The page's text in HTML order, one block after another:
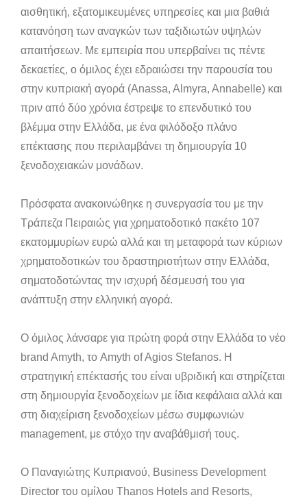
αισθητική, εξατομικευμένες υπηρεσίες και μια βαθιά
κατανόηση των αναγκών των ταξιδιωτών υψηλών
απαιτήσεων. Με εμπειρία που υπερβαίνει τις πέντε
δεκαετίες, ο όμιλος έχει εδραιώσει την παρουσία του
στην κυπριακή αγορά (Anassa, Almyra, Annabelle) και
πριν από δύο χρόνια έστρεψε το επενδυτικό του
βλέμμα στην Ελλάδα, με ένα φιλόδοξο πλάνο
επέκτασης που περιλαμβάνει τη δημιουργία 10
ξενοδοχειακών μονάδων.
Πρόσφατα ανακοινώθηκε η συνεργασία του με την
Τράπεζα Πειραιώς για χρηματοδοτικό πακέτο 107
εκατομμυρίων ευρώ αλλά και τη μεταφορά των κύριων
χρηματοδοτικών του δραστηριοτήτων στην Ελλάδα,
σηματοδοτώντας την ισχυρή δέσμευσή του για
ανάπτυξη στην ελληνική αγορά.
Ο όμιλος λάνσαρε για πρώτη φορά στην Ελλάδα το νέο
brand Amyth, το Amyth of Agios Stefanos. Η
στρατηγική επέκτασής του είναι υβριδική και στηρίζεται
στη δημιουργία ξενοδοχείων με ίδια κεφάλαια αλλά και
στη διαχείριση ξενοδοχείων μέσω συμφωνιών
management, με στόχο την αναβάθμισή τους.
Ο Παναγιώτης Κυπριανού, Business Development
Director του ομίλου Thanos Hotels and Resorts,